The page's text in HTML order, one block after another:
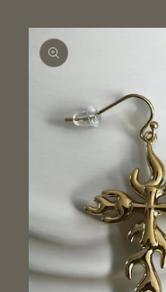
directamente
información